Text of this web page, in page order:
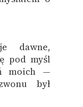
dawne,
pod myśl
moich —
był